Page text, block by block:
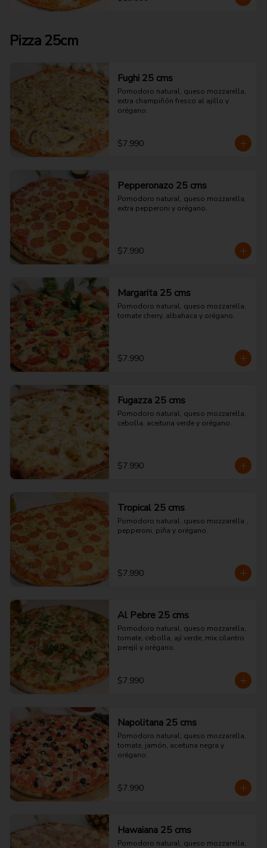
Pizza 25cm
Fughi 25 cms
Pomodoro natural, queso mozzarella,
extra champiñón fresco al ajillo y
orégano.
$7.990
Pepperonazo 25 cms
Pomodoro natural, queso mozzarella,
extra pepperoni y orégano.
$7.990
Margarita 25 cms
Pomodoro natural, queso mozzarella,
tomate cherry, albahaca y orégano.
$7.990
Fugazza 25 cms
Pomodoro natural, queso mozzarella,
cebolla, aceituna verde y orégano.
$7.990
Tropical 25 cms
Pomodoro natural, queso mozzarella ,
pepperoni, piña y orégano.
$7.990
Al Pebre 25 cms
Pomodoro natural, queso mozzarella,
tomate, cebolla, ají verde, mix cilantro
perejil y orégano.
$7.990
Napolitana 25 cms
Pomodoro natural, queso mozzarella,
tomate, jamón, aceituna negra y
orégano.
$7.990
Hawaiana 25 cms
Pomodoro natural, queso mozzarella,